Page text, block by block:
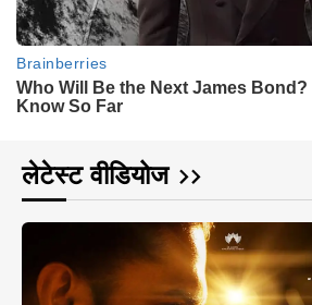
लेटेस्ट वीडियोज